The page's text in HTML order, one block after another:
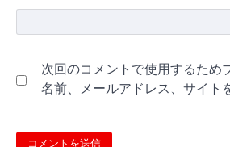
次回のコメントで使用するため
名前、メールアドレス、サイト